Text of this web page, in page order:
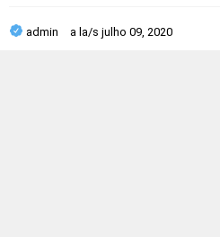
admin a la/s julho 09, 2020